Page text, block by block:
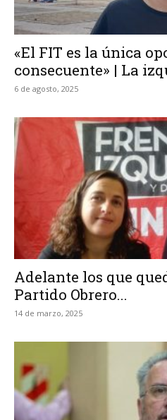
«El FIT es la única
consecuente» | La
6 de agosto, 2025
Adelante los que
Partido Obrero...
14 de marzo, 2025